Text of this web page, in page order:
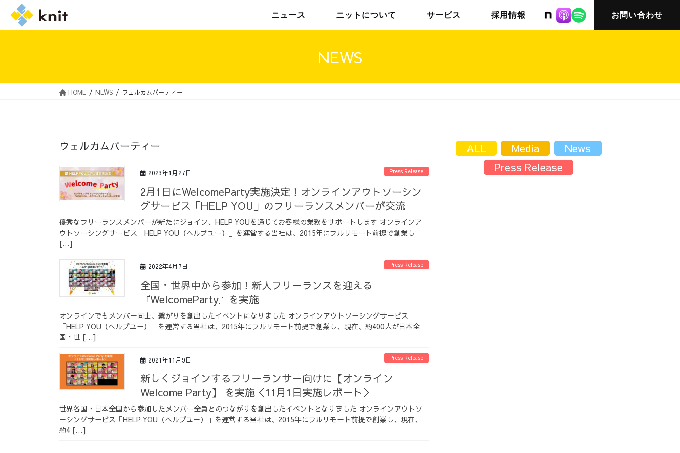
株式会社ニット
ニュース ニットについて サービス 採用情報 お問い合わせ
NEWS
HOME NEWS ウェルカムパーティー
ウェルカムパーティー
2023年1月27日 Press Release
2月1日にWelcomeParty実施決定！オンラインアウトソーシン
グサービス「HELP YOU」のフリーランスメンバーが交流
優秀なフリーランスメンバーが新たにジョイン、HELP YOUを通じてお客様の業務をサポートします オンラインア
ウトソーシングサービス「HELP YOU（ヘルプユー）」を運営する当社は、2015年にフルリモート前提で創業し
[…]
2022年4月7日 Press Release
全国・世界中から参加！新人フリーランスを迎える
『WelcomeParty』を実施
オンラインでもメンバー同士、繋がりを創出したイベントになりました オンラインアウトソーシングサービス
「HELP YOU（ヘルプユー）」を運営する当社は、2015年にフルリモート前提で創業し、現在、約400人が日本全
国・世 […]
2021年11月9日 Press Release
新しくジョインするフリーランサー向けに【オンライン
Welcome Party】 を実施＜11月1日実施レポート＞
世界各国・日本全国から参加したメンバー全員とのつながりを創出したイベントとなりました オンラインアウトソ
ーシングサービス「HELP YOU（ヘルプユー）」を運営する当社は、2015年にフルリモート前提で創業し、現在、
約4 […]
ALL Media
News
Press Release